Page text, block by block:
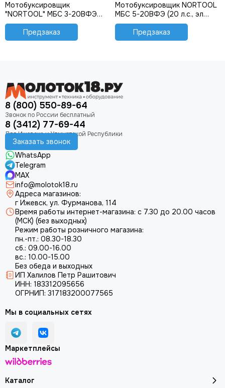
Мотобуксировщик
"NORTOOL" МБС 3-20ВФЭ
(20 л.с., эл стартер, фара)
Предзаказ
Мотобуксировщик NORTOOL
МБС 5-20ВФЭ (20 л.с., эл
стартер, фара, реверс)
Предзаказ
8 (800) 550-89-64
8 (3412) 77-69-44
Заказать звонок
WhatsApp
Telegram
MAX
info@molotok18.ru
Адреса магазинов:
г Ижевск, ул. Фурманова, 114
Время работы интернет-магазина: с 7.30 до 20.00 часов
(МСК) (без выходных)
Режим работы розничного магазина:
пн.-пт.: 08.30-18.30
сб.: 09.00-16.00
вс.: 10.00-15.00
Без обеда и выходных
ИП Халилов Петр Рашитович
ИНН: 183312095656
ОГРНИП: 317183200077565
Каталог
Мы в социальных сетях
Маркетплейсы